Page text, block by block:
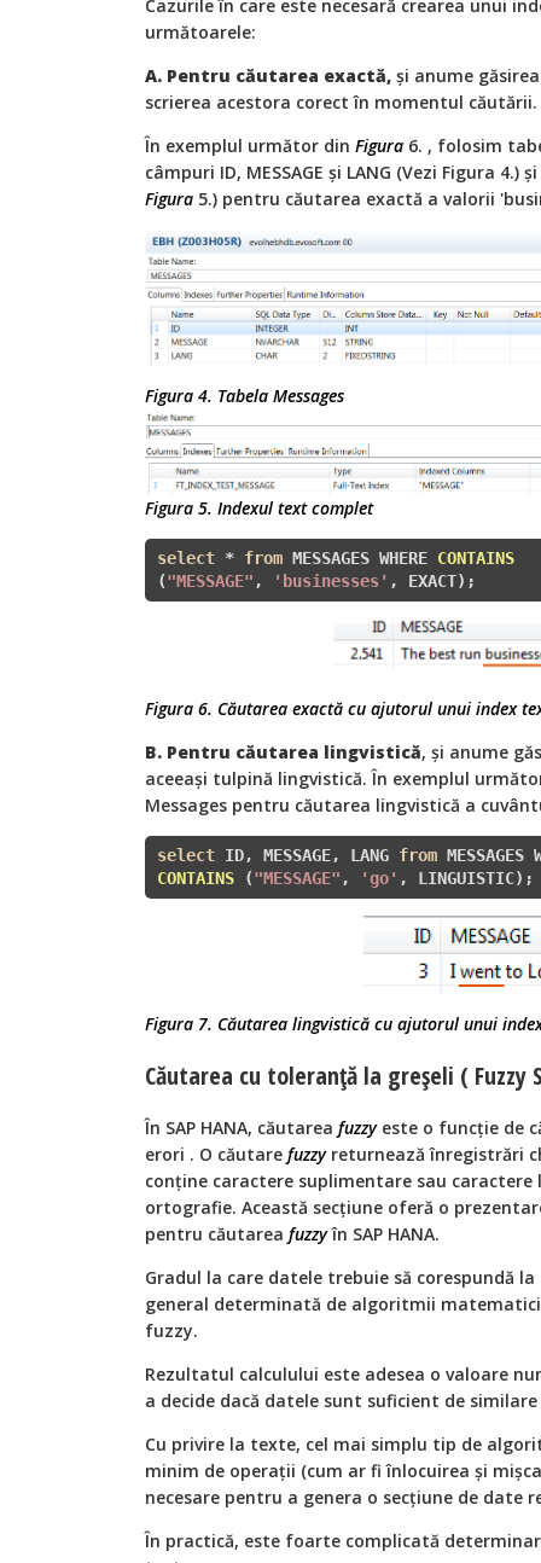
Cazurile în care este necesară crearea unui
următoarele:
A. Pentru căutarea exactă, și anume
scrierea acestora corect în momentul căutării.
În exemplul următor din Figura 6. , folosim
câmpuri ID, MESSAGE și LANG (Vezi Figura
Figura 5.) pentru căutarea exactă a valorii
Figura 4. Tabela Messages
Figura 5. Indexul text complet
select * from MESSAGES WHERE CONTAINS
("MESSAGE" , 'businesses' , EXACT) ;
Figura 6. Căutarea exactă cu ajutorul unui index
B. Pentru căutarea lingvistică, și anume
aceeași tulpină lingvistică. În exemplul
Messages pentru căutarea lingvistică a
select ID, MESSAGE, LANG from
CONTAINS
("MESSAGE" , 'go' , LINGUISTIC) ;
Figura 7. Căutarea lingvistică cu ajutorul unui
Căutarea cu toleranță la greșeli ( Fuzzy
În SAP HANA, căutarea fuzzyeste o funcție de
erori . O căutare fuzzyreturnează înregistrări
conține caractere suplimentare sau
ortografie. Această secțiune oferă o
pentru căutarea fuzzyîn SAP HANA.
Gradul la care datele trebuie să corespundă
general determinată de algoritmii
fuzzy.
Rezultatul calculului este adesea o valoare
a decide dacă datele sunt suficient de
Cu privire la texte, cel mai simplu tip de
minim de operații (cum ar fi înlocuirea și
necesare pentru a genera o secțiune de date
În practică, este foarte complicată